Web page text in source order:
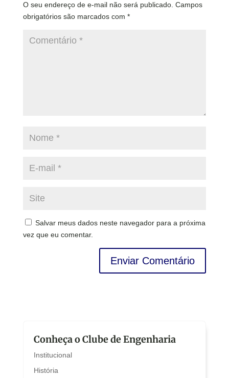
O seu endereço de e-mail não será publicado. Campos
obrigatórios são marcados com *
Salvar meus dados neste navegador para a próxima
vez que eu comentar.
Conheça o Clube de Engenharia
Institucional
História